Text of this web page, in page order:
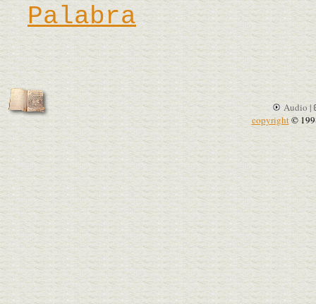
Palabra
Audio |
copyright©